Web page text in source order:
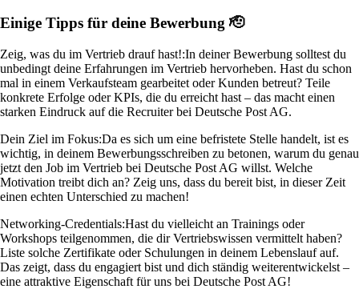
Einige Tipps für deine Bewerbung 🫡
Zeig, was du im Vertrieb drauf hast!:In deiner Bewerbung solltest du
unbedingt deine Erfahrungen im Vertrieb hervorheben. Hast du schon
mal in einem Verkaufsteam gearbeitet oder Kunden betreut? Teile
konkrete Erfolge oder KPIs, die du erreicht hast – das macht einen
starken Eindruck auf die Recruiter bei Deutsche Post AG.
Dein Ziel im Fokus:Da es sich um eine befristete Stelle handelt, ist es
wichtig, in deinem Bewerbungsschreiben zu betonen, warum du genau
jetzt den Job im Vertrieb bei Deutsche Post AG willst. Welche
Motivation treibt dich an? Zeig uns, dass du bereit bist, in dieser Zeit
einen echten Unterschied zu machen!
Networking-Credentials:Hast du vielleicht an Trainings oder
Workshops teilgenommen, die dir Vertriebswissen vermittelt haben?
Liste solche Zertifikate oder Schulungen in deinem Lebenslauf auf.
Das zeigt, dass du engagiert bist und dich ständig weiterentwickelst –
eine attraktive Eigenschaft für uns bei Deutsche Post AG!